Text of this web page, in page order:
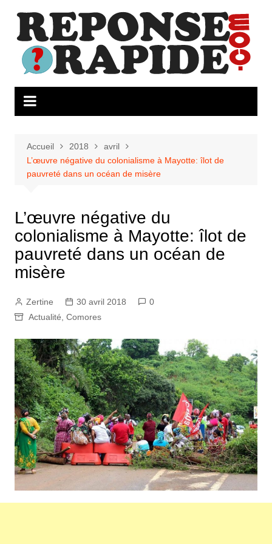
contenu
Accueil 2018
avril
L’œuvre négative du colonialisme à Mayotte: îlot de
pauvreté dans un océan de misère
L’œuvre négative du
colonialisme à Mayotte: îlot de
pauvreté dans un océan de
misère
Zertine 30 avril 2018
0
Actualité Comores